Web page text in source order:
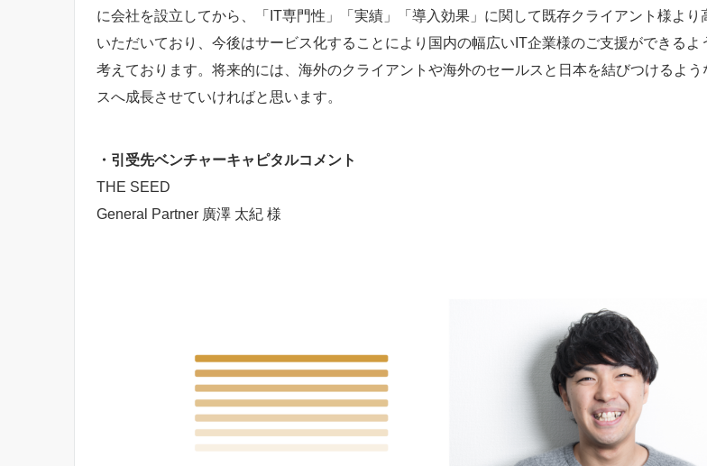
に会社を設立してから、「IT専門性」「実績」「導入効果」に関して既存クライアント様より
いただいており、今後はサービス化することにより国内の幅広いIT企業様のご支援ができるよ
考えております。将来的には、海外のクライアントや海外のセールスと日本を結びつけるよう
スへ成長させていければと思います。
・引受先ベンチャーキャピタルコメント
THE SEED
General Partner 廣澤 太紀 様